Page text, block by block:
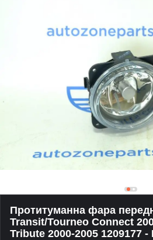
Протитуманна фара
Transit/Tourneo Connect
Tribute 2000-2005 1209177 -